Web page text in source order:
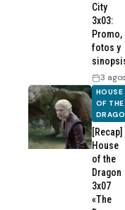
City
3x03:
Promo,
fotos y
3
HOUSE
OF THE
[Recap]
House
of the
Dragon
3x07
«The